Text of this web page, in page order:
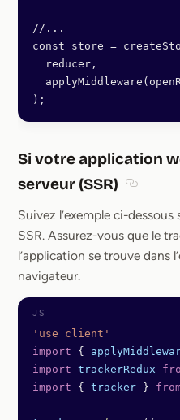
//...
const store =
  reducer,
);
Si votre application
serveur (SSR)
Suivez l’exemple ci-
SSR. Assurez-vous que le
l’application se trouve dans
navigateur.
'use client'
import {
import trackerRedux
import { tracker }